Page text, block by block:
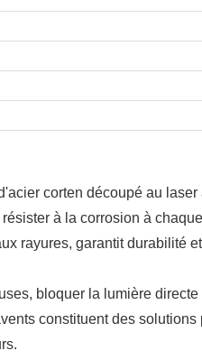
corten découpé au
à la corrosion à
rayures, garantit durabilité
bloquer la lumière
constituent des